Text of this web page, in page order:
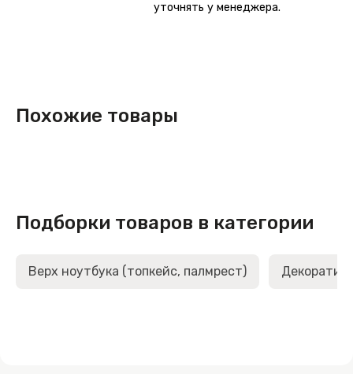
уточнять у менеджера.
Похожие товары
Подборки товаров в категории
Верх ноутбука (топкейс, палмрест)